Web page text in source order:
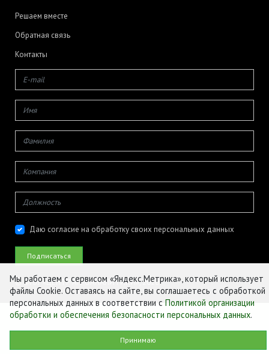
Решаем вместе
Обратная связь
Контакты
Даю согласие на обработку своих персональных данных
© ФГБУ «ЦЕНТР АГРОАНАЛИТИКИ», 2026
Мы работаем с сервисом «Яндекс.Метрика», который использует
файлы Cookie. Оставаясь на сайте, вы соглашаетесь с обработкой
персональных данных в соответствии с Политикой организации
обработки и обеспечения безопасности персональных данных.
Принимаю